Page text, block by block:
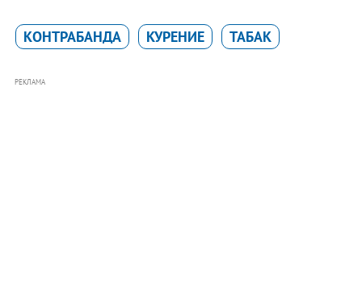
КОНТРАБАНДА КУРЕНИЕ ТАБАК
РЕКЛАМА